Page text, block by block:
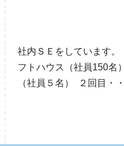
社内ＳＥをしています
フトハウス（社員150名
（社員５名） ２回目・